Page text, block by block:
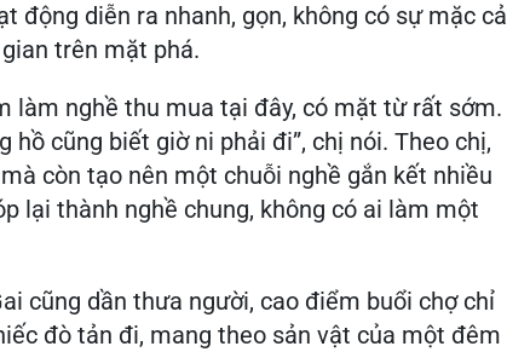
động diễn ra nhanh, gọn, không có sự mặc cả
trên mặt phá.
làm nghề thu mua tại đây, có mặt từ rất sớm.
hồ cũng biết giờ ni phải đi”, chị nói. Theo chị,
còn tạo nên một chuỗi nghề gắn kết nhiều
lại thành nghề chung, không có ai làm một
cũng dần thưa người, cao điểm buổi chợ chỉ
đò tản đi, mang theo sản vật của một đêm